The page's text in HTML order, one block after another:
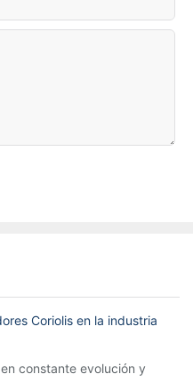
Coriolis en la industria
constante evolución y